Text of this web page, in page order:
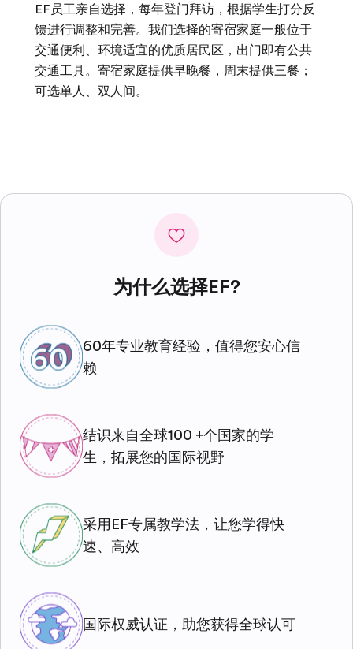
EF员工亲自选择，每年登门拜访，根据学生打分反
馈进行调整和完善。我们选择的寄宿家庭一般位于
交通便利、环境适宜的优质居民区，出门即有公共
交通工具。寄宿家庭提供早晚餐，周末提供三餐；
可选单人、双人间。
为什么选择EF?
60年专业教育经验，值得您安心信
赖
结识来自全球100 +个国家的学
生，拓展您的国际视野
采用EF专属教学法，让您学得快
速、高效
国际权威认证，助您获得全球认可